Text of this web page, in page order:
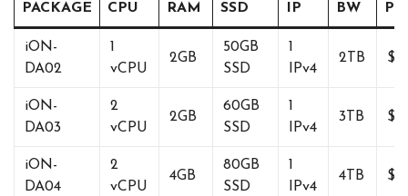
PACKAGE CPU RAM SSD IP BW
iON-
DA02
1
vCPU
2GB
50GB
SSD
1
IPv4
2TB
iON-
DA03
2
vCPU
2GB
60GB
SSD
1
IPv4
3TB
iON-
DA04
2
vCPU
4GB
80GB
SSD
1
IPv4
4TB